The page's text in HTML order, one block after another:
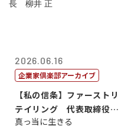
2026.06.16
企業家倶楽部アーカイブ
【私の信条】ファーストリ
テイリング 代表取締役会
長兼社長 柳...
真っ当に生きる